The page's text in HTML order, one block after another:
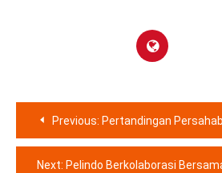
Navigasi
pos
Previous: Pertandingan Persahabatan
Next: Pelindo Berkolaborasi Bersama Plasticpay Wujudkan Sirkular Ekonomi